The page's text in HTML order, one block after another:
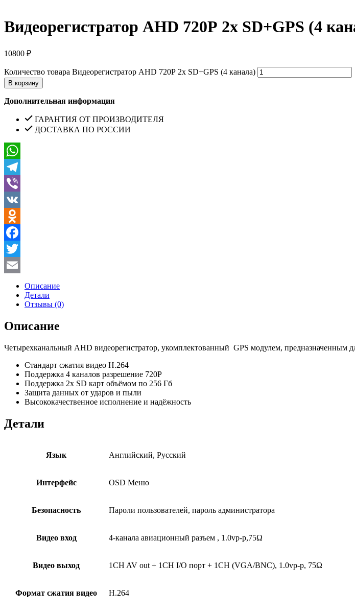
Видеорегистратор AHD 720Р 2х SD+GPS (4
10800 ₽
Количество товара Видеорегистратор AHD 720Р 2х SD+GPS (4 канала)
В корзину
Дополнительная информация
ГАРАНТИЯ ОТ ПРОИЗВОДИТЕЛЯ
ДОСТАВКА ПО РОССИИ
WhatsApp
Telegram
Viber
VK
Odnoklassniki
Facebook
Twitter
Описание
Детали
Отзывы (0)
Описание
Четырехканальный AHD видеорегистратор, укомплектованный GPS модулем, предназначенным
Стандарт сжатия видео H.264
Поддержка 4 каналов разрешение 720P
Поддержка 2х SD карт объёмом по 256 Гб
Защита данных от ударов и пыли
Высококачественное исполнение и надёжность
Детали
Язык Английский, Русский
Интерфейс OSD Меню
Безопасность Пароли пользователей, пароль администратора
Видео вход 4-канала авиационный разъем , 1.0vp-p,75Ω
Видео выход 1CH AV out + 1CH I/O порт + 1CH (VGA/BNC), 1.0vp-p, 75Ω
Формат сжатия видео H.264